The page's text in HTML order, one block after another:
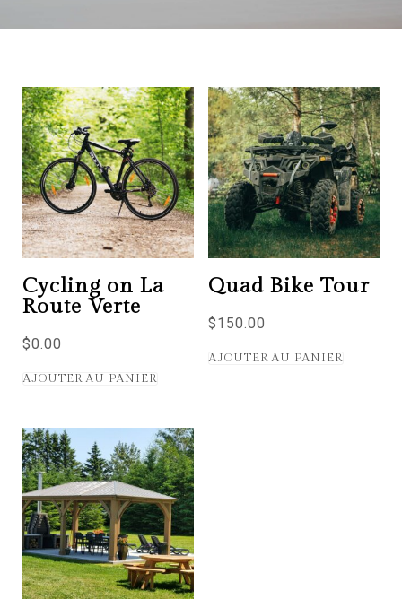
Cycling on La
Route Verte
$0.00
AJOUTER AU PANIER
Quad Bike Tour
$150.00
AJOUTER AU PANIER